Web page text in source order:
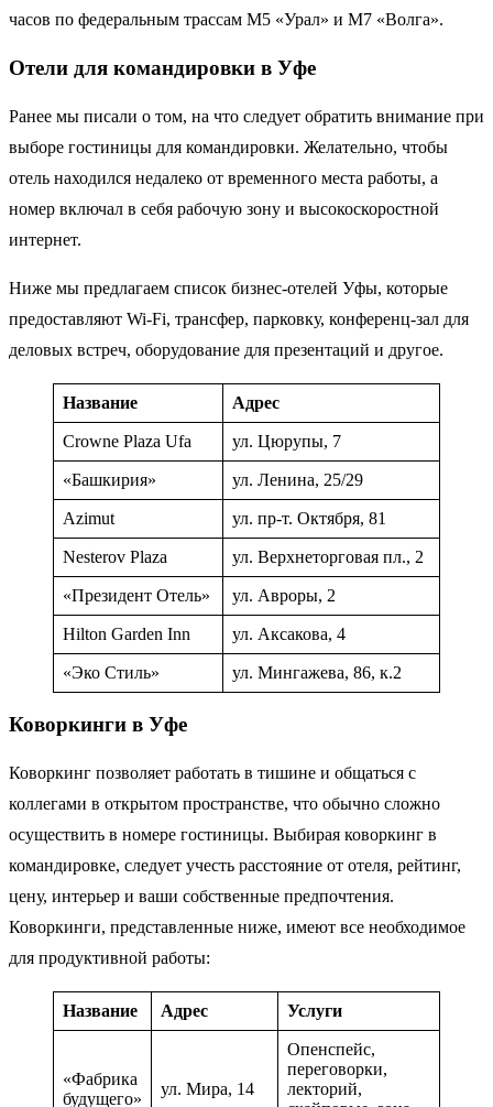
часов по федеральным трассам М5 «Урал» и М7 «Волга».
Отели для командировки в Уфе
Ранее мы писали о том, на что следует обратить внимание при
выборе гостиницы для командировки. Желательно, чтобы
отель находился недалеко от временного места работы, а
номер включал в себя рабочую зону и высокоскоростной
интернет.
Ниже мы предлагаем список бизнес-отелей Уфы, которые
предоставляют Wi-Fi, трансфер, парковку, конференц-зал для
деловых встреч, оборудование для презентаций и другое.
Название Адрес
Crowne Plaza Ufa ул. Цюрупы, 7
«Башкирия» ул. Ленина, 25/29
Azimut ул. пр-т. Октября, 81
Nesterov Plaza ул. Верхнеторговая пл., 2
«Президент Отель» ул. Авроры, 2
Hilton Garden Inn ул. Аксакова, 4
«Эко Стиль» ул. Мингажева, 86, к.2
Коворкинги в Уфе
Коворкинг позволяет работать в тишине и общаться с
коллегами в открытом пространстве, что обычно сложно
осуществить в номере гостиницы. Выбирая коворкинг в
командировке, следует учесть расстояние от отеля, рейтинг,
цену, интерьер и ваши собственные предпочтения.
Коворкинги, представленные ниже, имеют все необходимое
для продуктивной работы:
Название Адрес Услуги
«Фабрика
будущего»
ул. Мира, 14
Опенспейс,
переговорки,
лекторий,